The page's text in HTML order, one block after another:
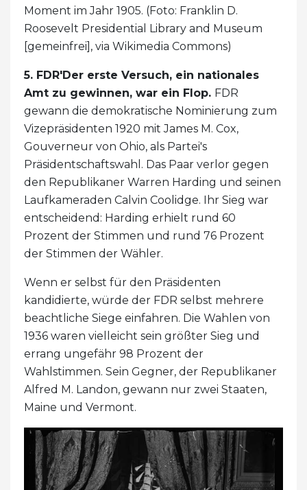
Moment im Jahr 1905. (Foto: Franklin D.
Roosevelt Presidential Library and Museum
[gemeinfrei], via Wikimedia Commons)
5. FDR'Der erste Versuch, ein nationales
Amt zu gewinnen, war ein Flop. FDR
gewann die demokratische Nominierung zum
Vizepräsidenten 1920 mit James M. Cox,
Gouverneur von Ohio, als Partei's
Präsidentschaftswahl. Das Paar verlor gegen
den Republikaner Warren Harding und seinen
Laufkameraden Calvin Coolidge. Ihr Sieg war
entscheidend: Harding erhielt rund 60
Prozent der Stimmen und rund 76 Prozent
der Stimmen der Wähler.
Wenn er selbst für den Präsidenten
kandidierte, würde der FDR selbst mehrere
beachtliche Siege einfahren. Die Wahlen von
1936 waren vielleicht sein größter Sieg und
errang ungefähr 98 Prozent der
Wahlstimmen. Sein Gegner, der Republikaner
Alfred M. Landon, gewann nur zwei Staaten,
Maine und Vermont.